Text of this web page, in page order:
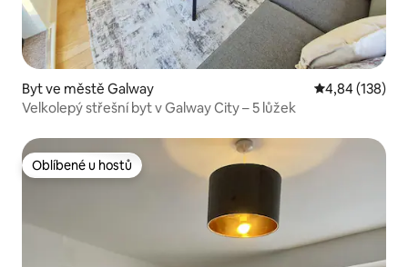
Byt ve městě Galway Průměrné
4,84 (138)
Velkolepý střešní byt v Galway City – 5 lůžek
Oblíbené u hostů
Oblíbené u hostů